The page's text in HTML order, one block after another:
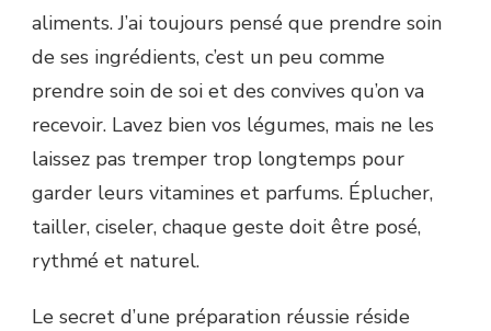
aliments. J’ai toujours pensé que prendre soin
de ses ingrédients, c’est un peu comme
prendre soin de soi et des convives qu’on va
recevoir. Lavez bien vos légumes, mais ne les
laissez pas tremper trop longtemps pour
garder leurs vitamines et parfums. Éplucher,
tailler, ciseler, chaque geste doit être posé,
rythmé et naturel.
Le secret d’une préparation réussie réside